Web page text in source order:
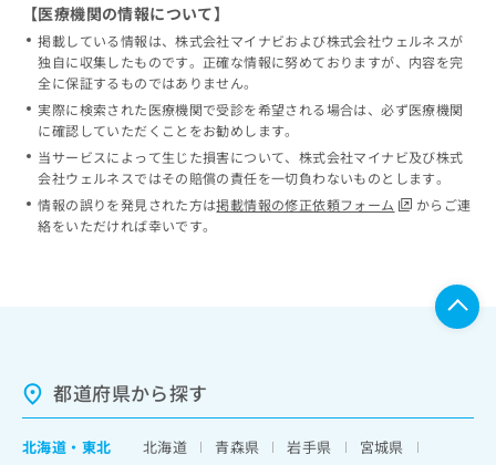
【医療機関の情報について】
掲載している情報は、株式会社マイナビおよび株式会社ウェルネスが
独自に収集したものです。正確な情報に努めておりますが、内容を完
全に保証するものではありません。
実際に検索された医療機関で受診を希望される場合は、必ず医療機関
に確認していただくことをお勧めします。
当サービスによって生じた損害について、株式会社マイナビ及び株式
会社ウェルネスではその賠償の責任を一切負わないものとします。
情報の誤りを発見された方は掲載情報の修正依頼フォーム
からご連
絡をいただければ幸いです。
都道府県から探す
北海道 ・ 東北 北海道 青森県 岩手県
宮城県